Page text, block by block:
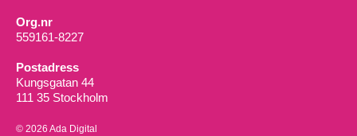
Org.nr
559161-8227
Postadress
Kungsgatan 44
111 35 Stockholm
© 2026 Ada Digital